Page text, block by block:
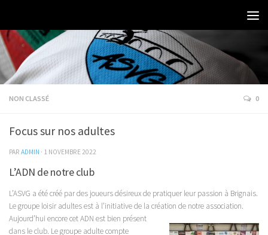
NON CLASSÉ 0
Focus sur nos adultes
PAR ADMIN · 1 NOVEMBRE 2022
L’ADN de notre club
L’ASVG a été créé par des joueurs désireux de pratiquer leur passion à Brignais.
Le groupe loisir adultes est à l’initiative de la création de notre association.
Aujourd’hui encore cet ADN est bien présent
dans le club. Le groupe adulte compte